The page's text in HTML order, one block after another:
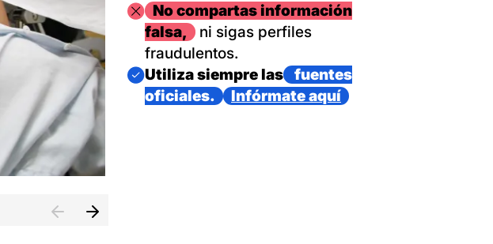
ImagenNo compartas información
falsa,
ni sigas perfiles
fraudulentos.
Imagen
Utiliza siempre las
fuentes
oficiales.
Infórmate aquí